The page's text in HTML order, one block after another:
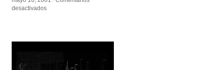
desactivadosen
desactivadosen